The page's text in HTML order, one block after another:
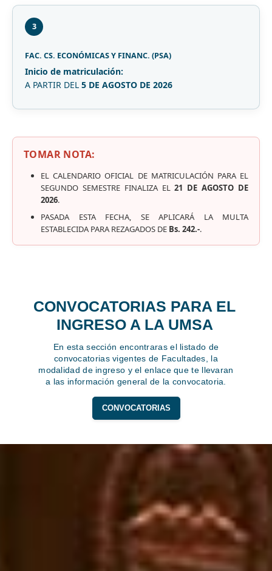
3
FAC. CS. ECONÓMICAS Y FINANC. (PSA)
Inicio de matriculación:
A PARTIR DEL 5 DE AGOSTO DE 2026
TOMAR NOTA:
EL CALENDARIO OFICIAL DE MATRICULACIÓN PARA EL
SEGUNDO SEMESTRE FINALIZA EL21 DE AGOSTO DE
2026.
PASADA ESTA FECHA, SE APLICARÁ LA MULTA
ESTABLECIDA PARA REZAGADOS DE Bs. 242.-.
CONVOCATORIAS PARA EL
INGRESO A LA UMSA
En esta sección encontraras el listado de
convocatorias vigentes de Facultades, la
modalidad de ingreso y el enlace que te llevaran
a las información general de la convocatoria.
CONVOCATORIAS